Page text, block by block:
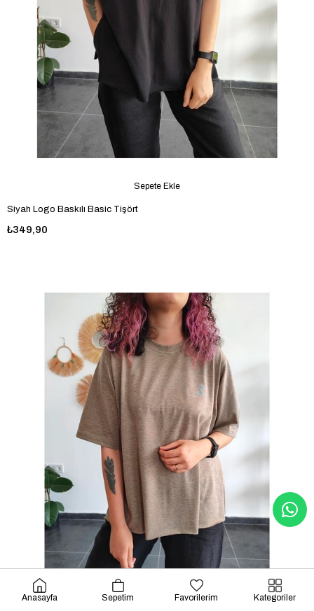
Siyah Logo Baskılı Basic Tişört
₺349,90
Sepete Ekle
Anasayfa Sepetim Favorilerim Kategoriler